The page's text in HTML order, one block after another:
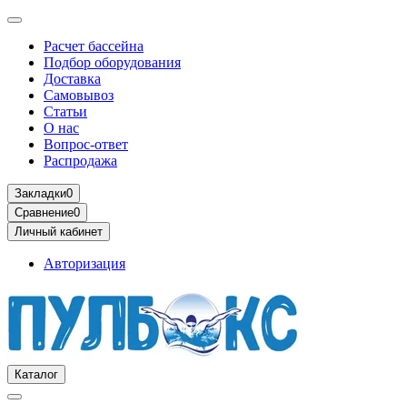
Расчет бассейна
Подбор оборудования
Доставка
Самовывоз
Статьи
О нас
Вопрос-ответ
Распродажа
Закладки0
Сравнение0
Личный кабинет
Авторизация
Каталог